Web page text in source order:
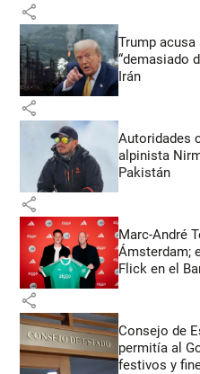
share
Trump
“demasiado
Irán
share
Autoridades confirman
alpinista
Pakistán
share
Marc-André
Ámsterdam;
Flick en el
share
Consejo de
permitía al
festivos y